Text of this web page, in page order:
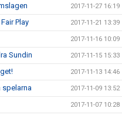
2017-11-27 16:19
Play 2017-11-21 13:39
2017-11-16 10:09
Sundin 2017-11-15 15:33
2017-11-13 14:46
2017-11-09 13:52
2017-11-07 10:28